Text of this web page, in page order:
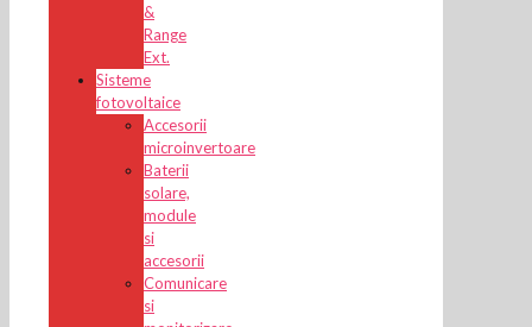
&
Range
Ext.
Sisteme
fotovoltaice
Accesorii
microinvertoare
Baterii
solare,
module
si
accesorii
Comunicare
si